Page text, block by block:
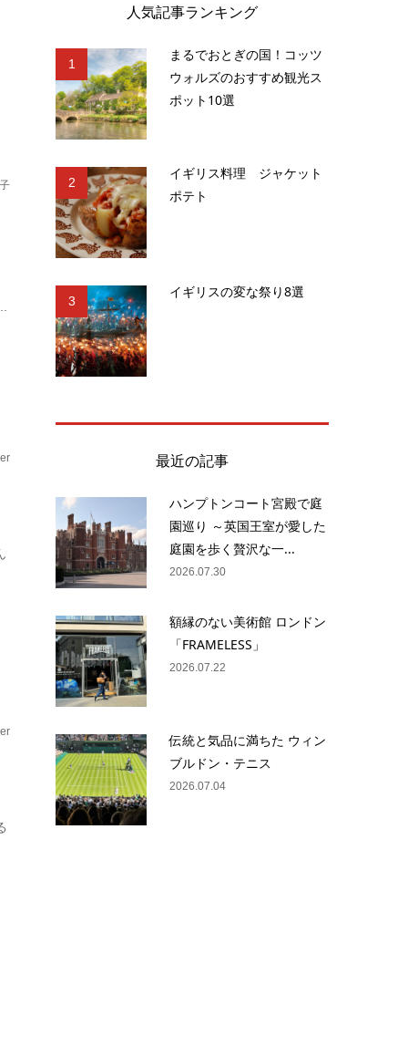
人気記事ランキング
1
まるでおとぎの国！コッツ
ウォルズのおすすめ観光ス
ポット10選
2
イギリス料理 ジャケット
ポテト
3
イギリスの変な祭り8選
最近の記事
ハンプトンコート宮殿で庭
園巡り ～英国王室が愛した
庭園を歩く贅沢な一...
2026.07.30
額縁のない美術館 ロンドン
「FRAMELESS」
2026.07.22
伝統と気品に満ちた ウィン
ブルドン・テニス
2026.07.04